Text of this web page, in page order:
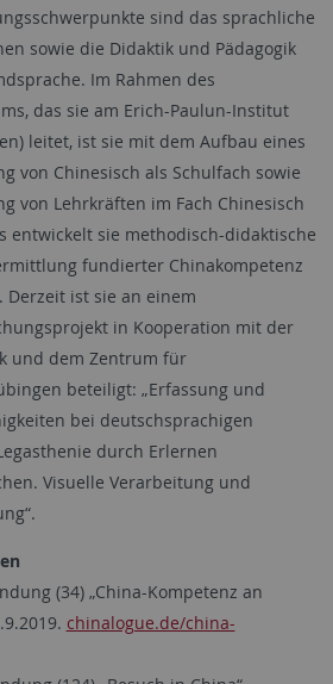
sind das sprachliche
sowie die Didaktik und Pädagogik
Im Rahmen des
das sie am Erich-Paulun-Institut
leitet, ist sie mit dem Aufbau eines
von Chinesisch als Schulfach sowie
von Lehrkräften im Fach Chinesisch
entwickelt sie methodisch-didaktische
fundierter Chinakompetenz
Derzeit ist sie an einem
in Kooperation mit der
und dem Zentrum für
beteiligt: „Erfassung und
bei deutschsprachigen
durch Erlernen
Visuelle Verarbeitung und
(34) „China-Kompetenz an
chinalogue.de/china-